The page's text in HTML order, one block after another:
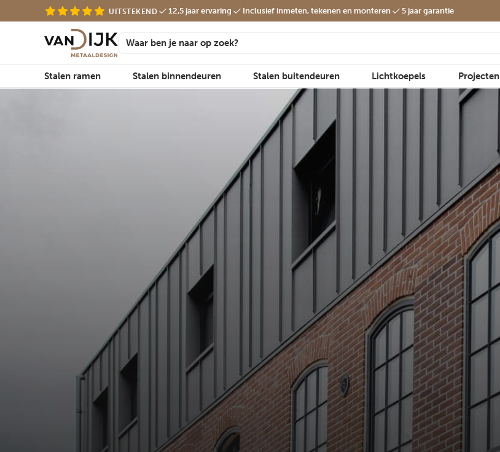
UITSTEKEND 12,5 jaar ervaring Inclusief inmeten, tekenen en monteren 5 jaar garantie
Stalen ramen Stalen binnendeuren Stalen buitendeuren Lichtkoepels Projecten